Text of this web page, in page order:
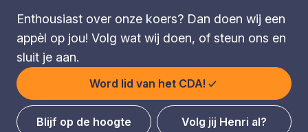
Enthousiast over onze koers? Dan doen wij een
appèl op jou! Volg wat wij doen, of steun ons en
sluit je aan.
Word lid van het CDA!
Blijf op de hoogte Volg jij Henri al?